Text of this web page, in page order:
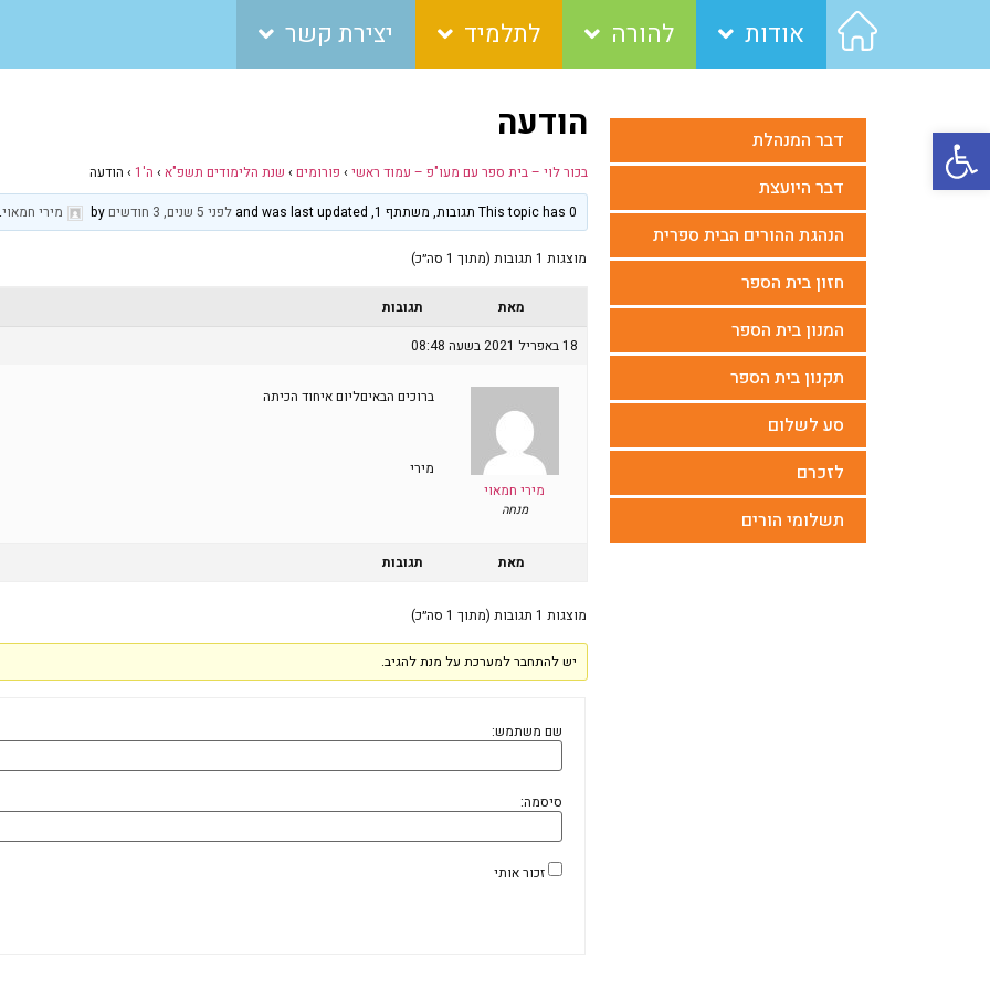
פתח סרגל נגישות
אודות להורה לתלמיד יצירת קשר
דבר המנהלת
דבר היועצת
הנהגת ההורים הבית ספרית
חזון בית הספר
המנון בית הספר
תקנון בית הספר
סע לשלום
לזכרם
תשלומי הורים
הודעה
בכור לוי – בית ספר עם מעו"פ – עמוד ראשי › פורומים › שנת הלימודים תשפ"א › ה'1 › הודעה
This topic has 0 תגובות, משתתף 1, and was last updated
לפני 5 שנים, 3 חודשים מירי חמאוי.
מוצגות 1 תגובות (מתוך 1 סה״כ)
מאת
תגובות
18 באפריל 2021 בשעה 08:48
מירי חמאוי
מנחה
ברוכים הבאיםליום איחוד הכיתה
מירי
מאת תגובות
מוצגות 1 תגובות (מתוך 1 סה״כ)
יש להתחבר למערכת על מנת להגיב.
שם משתמש:
סיסמה:
זכור אותי